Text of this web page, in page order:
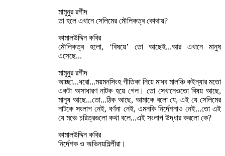
মামুনুর রশীদ
তা হলে এখানে সেলিমের মৌলিকত্ব কোথায়?
কামালউদ্দিন কবির
মৌলিকত্ব হলো, ‘বিষয়ে’ তো আছেই...আর এখানে মানুষ
এসেছে...
মামুনুর রশীদ
আচ্ছা...ধরো...ময়মনসিংহ গীতিকা নিয়ে মাধব মালঞ্চি কইন্যার মতো
একটা অসাধারণ নাটক হয়ে গেল। তো সেখানেওতো বিষয় আছে,
মানুষ আছে...তো...ঠিক আছে, আমাকে বলো যে, এই যে সেলিমের
নাটকে সংলাপ নেই, বর্ণনা নেই, এমনকি নির্দেশনাও নেই...তো এই
যে মঞ্চে চরিত্রগুলো কথা বলে...এই সংলাপ উদ্ধার করলো কে?
কামালউদ্দিন কবির
নির্দেশক ও অভিনয়শিল্পীরা।